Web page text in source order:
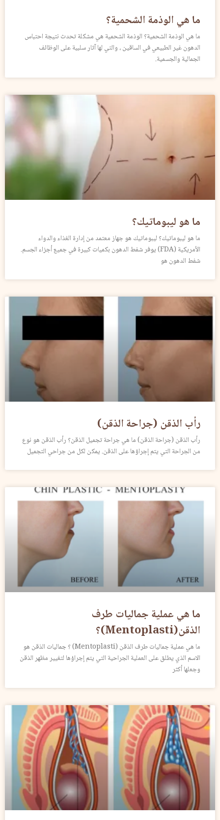
ما هي الوذمة الشحمية؟
ما هي الوذمة الشحمية؟ الوذمة الشحمية هي مشكلة تحدث نتيجة احتباس
الدهون غير الطبيعي في الساقين ، والتي لها آثار سلبية على الوظائف
الجمالية والجسمية.
ما هو ليبوماتيك؟
ما هو ليبوماتيك؟ ليبوماتيك هو جهاز معتمد من إدارة الغذاء والدواء
الأمريكية (FDA) يوفر شفط الدهون بكميات كبيرة في جميع أجزاء الجسم.
شفط الدهون هو
رأب الذقن (جراحة الذقن)
رأب الذقن (جراحة الذقن) ما هي جراحة تجميل الذقن؟ رأب الذقن هو نوع
من الجراحة التي يتم إجراؤها على الذقن. يمكن لكل من جراحي التجميل
ما هي عملية جماليات طرف
الذقن(Mentoplasti)؟
ما هي عملية جماليات طرف الذقن (Mentoplasti) ؟ جماليات الذقن هو
الاسم الذي يطلق على العملية الجراحية التي يتم إجراؤها لتغيير مظهر الذقن
وجعلها أكثر